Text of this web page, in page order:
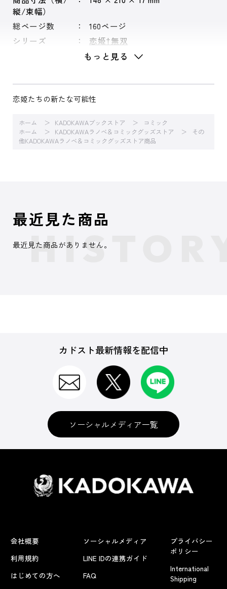
縦/束幅）
総ページ数
160ページ
シリーズ
恋姫†無双
もっと見る
恋姫たちの新たな可能性
ホーム KADOKAWAブックストア
コミック
ホーム
KADOKAWAラノベ＆コミックグッズストア
その
他KADOKAWAラノベ＆コミックグッズストア商品
最近見た商品
最近見た商品がありません。
カドスト最新情報を配信中
ソーシャルメディア一覧
会社概要
利用規約
はじめての方へ
ソーシャルメディア
LINE IDの連携ガイド
FAQ
プライバシー
ポリシー
International
Shipping